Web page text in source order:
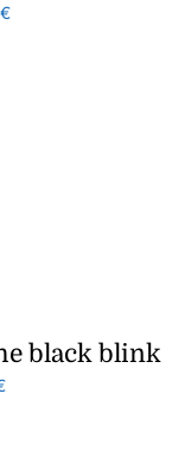
€
black blink